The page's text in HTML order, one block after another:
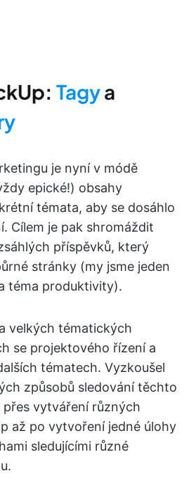
Tagya
je nyní v módě
epické!) obsahy
témata, aby se dosáhlo
Cílem je pak shromáždit
příspěvků, který
stránky (my jsme jeden
téma produktivity).
velkých tématických
se projektového řízení a
tématech. Vyzkoušel
způsobů sledování těchto
vytváření různých
až po vytvoření jedné úlohy
sledujícími různé